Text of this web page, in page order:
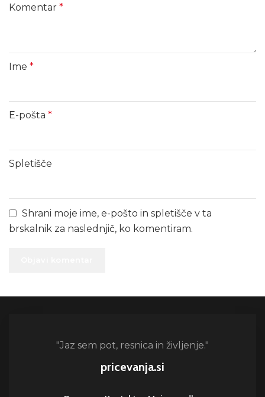
Komentar *
Ime *
E-pošta *
Spletišče
Shrani moje ime, e-pošto in spletišče v ta
brskalnik za naslednjič, ko komentiram.
"Jaz sem pot, resnica in življenje."
pricevanja.si